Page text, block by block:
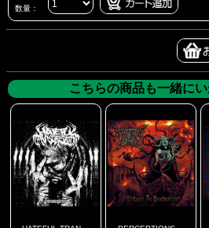
数量：
こちらの商品も一緒に